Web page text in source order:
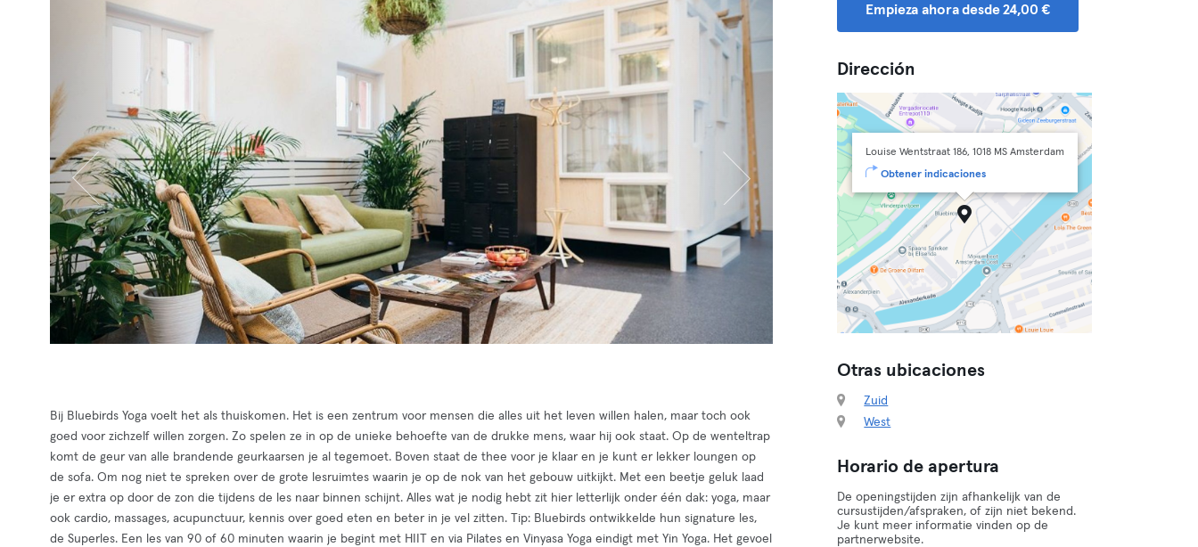
Bij Bluebirds Yoga voelt het als thuiskomen. Het is een zentrum voor mensen die alles uit het leven willen halen, maar toch ook
goed voor zichzelf willen zorgen. Zo spelen ze in op de unieke behoefte van de drukke mens, waar hij ook staat. Op de wenteltrap
komt de geur van alle brandende geurkaarsen je al tegemoet. Boven staat de thee voor je klaar en je kunt er lekker loungen op
de sofa. Om nog niet te spreken over de grote lesruimtes waarin je op de nok van het gebouw uitkijkt. Met een beetje geluk laad
je er extra op door de zon die tijdens de les naar binnen schijnt. Alles wat je nodig hebt zit hier letterlijk onder één dak: yoga, maar
ook cardio, massages, acupunctuur, kennis over goed eten en beter in je vel zitten. Tip: Bluebirds ontwikkelde hun signature les,
de Superles. Een les van 90 of 60 minuten waarin je begint met HIIT en via Pilates en Vinyasa Yoga eindigt met Yin Yoga. Het gevoel
Empieza ahora desde 24,00 €
Dirección
Louise Wentstraat 186, 1018 MS Amsterdam
Obtener indicaciones
Otras ubicaciones
Zuid
West
Horario de apertura
De openingstijden zijn afhankelijk van de
cursustijden/afspraken, of zijn niet bekend.
Je kunt meer informatie vinden op de
partnerwebsite.